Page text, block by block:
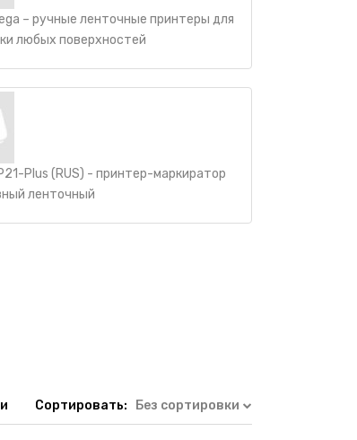
– ручные ленточные принтеры для
любых поверхностей
Plus (RUS) - принтер-маркиратор
ленточный
Сортировать: Без сортировки